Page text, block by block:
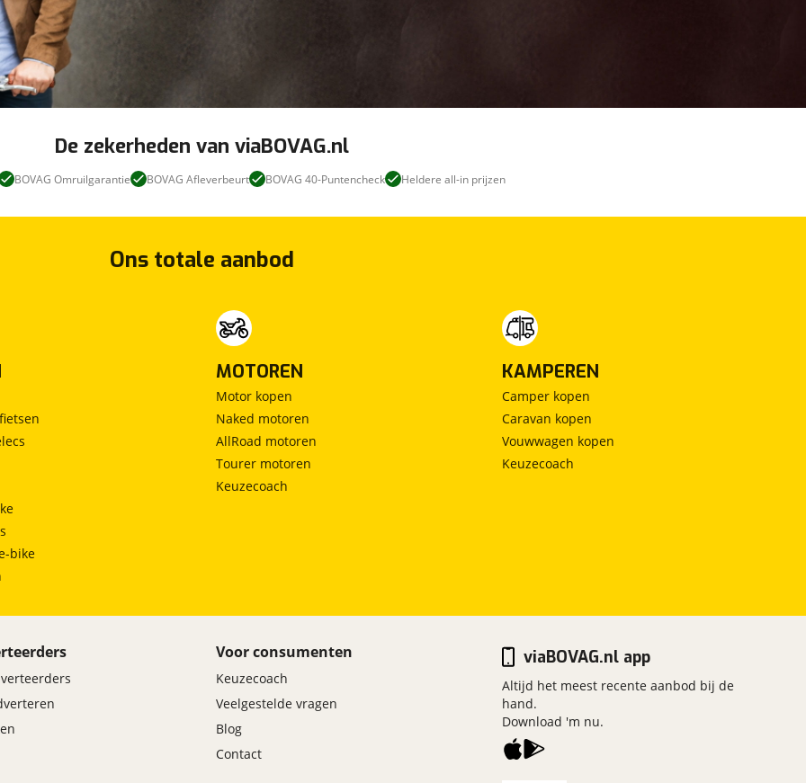
De zekerheden van viaBOVAG.nl
BOVAG Omruilgarantie BOVAG Afleverbeurt BOVAG 40-Puntencheck Heldere all-in prijzen
Ons totale aanbod
bike
MOTOREN
Motor kopen
Naked motoren
AllRoad motoren
Tourer motoren
Keuzecoach
KAMPEREN
Camper kopen
Caravan kopen
Vouwwagen kopen
Keuzecoach
Voor consumenten
Keuzecoach
Veelgestelde vragen
Blog
Contact
viaBOVAG.nl app
Altijd het meest recente aanbod bij de
hand.
Download 'm nu.